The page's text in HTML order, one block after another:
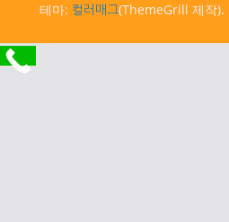
테마: 컬러매그(ThemeGrill 제작